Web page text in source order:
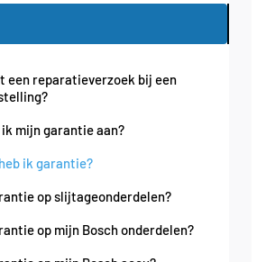
reservering plaatsen?
de ING rentepunten
wijzigen of annuleren
verzendkosten?
mijn bestelling verzonden?
bestelling afhalen?
de fiets rijklaar?
een reparatieverzoek bij een
ik mijn garantie aan?
ik garantie?
op slijtageonderdelen?
op mijn Bosch onderdelen?